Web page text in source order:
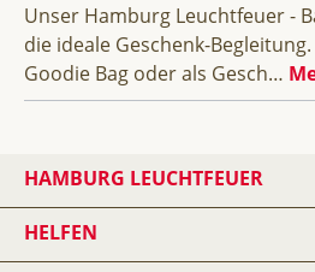
Unser Hamburg Leuchtfeuer -
die ideale Geschenk-
Goodie Bag oder als Gesch…
HAMBURG LEUCHTFEUER
HELFEN